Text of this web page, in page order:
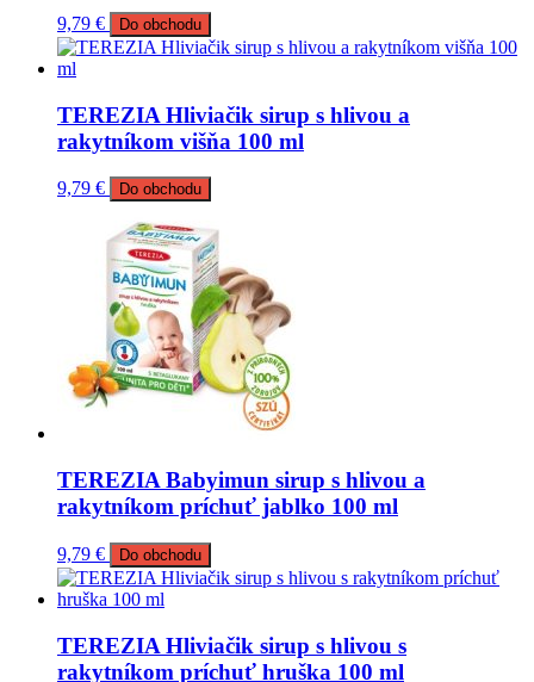
9,79 € Do obchodu
TEREZIA Hliviačik sirup s hlivou a
rakytníkom višňa 100 ml
9,79 € Do obchodu
TEREZIA Babyimun sirup s hlivou a
rakytníkom príchuť jablko 100 ml
9,79 € Do obchodu
TEREZIA Hliviačik sirup s hlivou s
rakytníkom príchuť hruška 100 ml